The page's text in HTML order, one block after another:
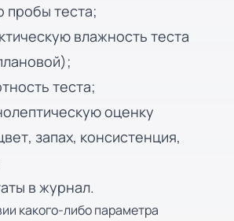
пробы теста;
влажность теста
теста;
оценку
запах, консистенция,
в журнал.
какого-либо параметра